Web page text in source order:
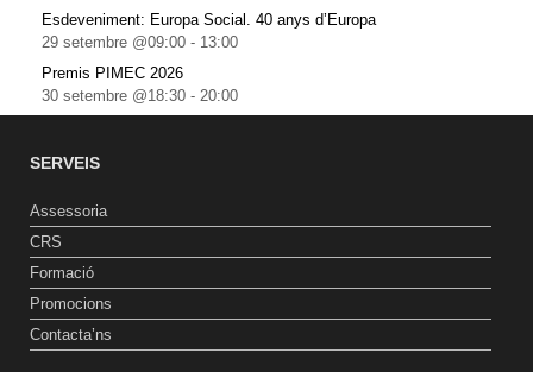
Esdeveniment: Europa Social. 40 anys d’Europa
29 setembre @09:00 - 13:00
Premis PIMEC 2026
30 setembre @18:30 - 20:00
SERVEIS
Assessoria
CRS
Formació
Promocions
Contacta’ns